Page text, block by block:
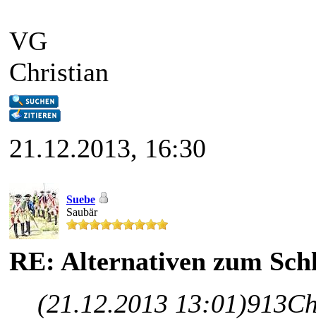
VG
Christian
21.12.2013, 16:30
Suebe
Saubär
RE: Alternativen zum
(21.12.2013 13:01)